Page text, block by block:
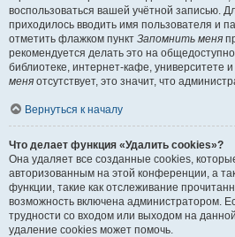
воспользоваться вашей учётной записью.
приходилось вводить имя пользователя и
отметить флажком пункт Запомнить меня
рекомендуется делать это на
библиотеке, интернет-кафе, университете и
меня отсутствует, это значит, что
Вернуться к началу
Что делает функция «Удалить cookies»?
Она удаляет все созданные cookies,
авторизованным на этой конференции, а
функции, такие как отслеживание
возможность включена администратором.
трудности со входом или выходом на
удаление cookies может помочь.